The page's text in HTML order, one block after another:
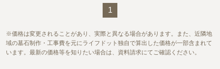
この霊園はまだ誰からも評価されていません。
1
価格は変更されることがあり、実際と異なる場合があります。また、近隣地
域の墓石制作・工事費を元にライフドット独自で算出した価格が一部含まれて
います。最新の価格等を知りたい場合は、資料請求にてご確認ください。